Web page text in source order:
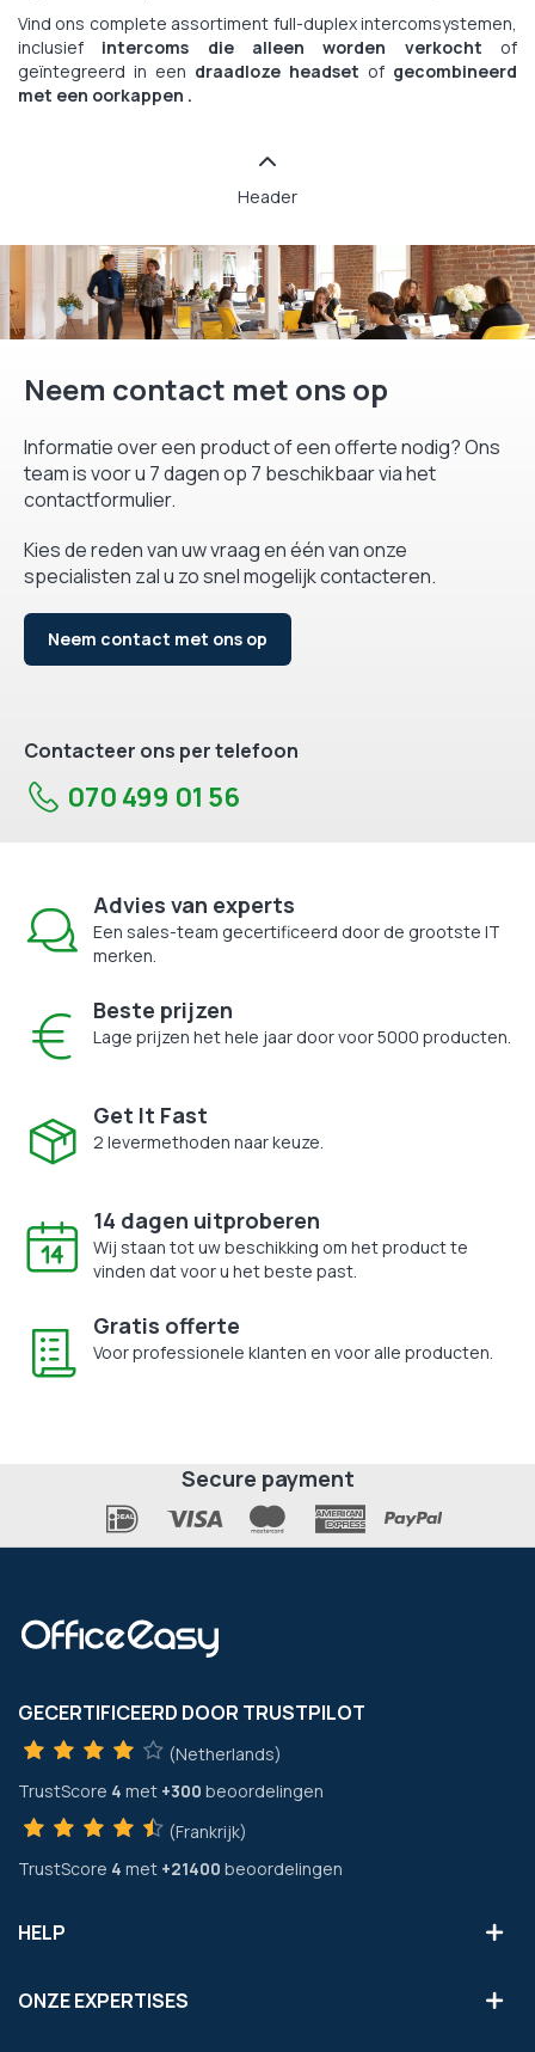
Vind ons complete assortiment full-duplex intercomsystemen,
inclusief intercoms die alleen worden verkocht of
geïntegreerd in een draadloze headset of gecombineerd
met een oorkappen .
Header
Neem contact met ons op
Informatie over een product of een offerte nodig? Ons
team is voor u 7 dagen op 7 beschikbaar via het
contactformulier.
Kies de reden van uw vraag en één van onze
specialisten zal u zo snel mogelijk contacteren.
Neem contact met ons op
Contacteer ons per telefoon
070 499 01 56
Advies van experts
Een sales-team gecertificeerd door de grootste IT
merken.
Beste prijzen
Lage prijzen het hele jaar door voor 5000 producten.
Get It Fast
2 levermethoden naar keuze.
14 dagen uitproberen
Wij staan tot uw beschikking om het product te
vinden dat voor u het beste past.
Gratis offerte
Voor professionele klanten en voor alle producten.
Secure payment
GECERTIFICEERD DOOR TRUSTPILOT
(Netherlands)
TrustScore 4 met +300 beoordelingen
(Frankrijk)
TrustScore 4 met +21400 beoordelingen
HELP
ONZE EXPERTISES